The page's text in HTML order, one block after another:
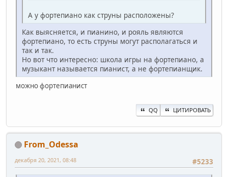
А у фортепиано как струны расположены?
Как выясняется, и пианино, и рояль являются
фортепиано, то есть струны могут располагаться и
так и так.
Но вот что интересно: школа игры на фортепиано, а
музыкант называется пианист, а не фортепианщик.
можно фортепианист
QQ ЦИТИРОВАТЬ
From_Odessa
#5233
декабря 20, 2021, 08:48